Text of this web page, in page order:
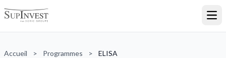
Accueil > Programmes > ELISA